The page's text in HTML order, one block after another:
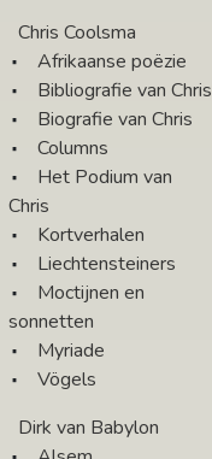
Chris Coolsma
Afrikaanse poëzie
Bibliografie van Chris
Biografie van Chris
Columns
Het Podium van
Chris
Kortverhalen
Liechtensteiners
Moctijnen en
sonnetten
Myriade
Vögels
Dirk van Babylon